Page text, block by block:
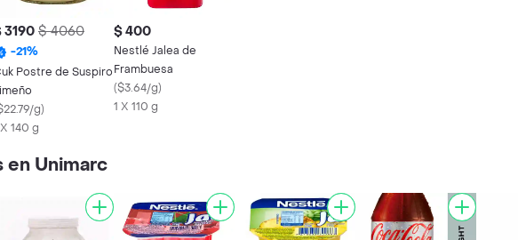
3190 $ 4060
-21%
Postre de Suspiro
g)
140 g
$ 400
Nestlé Jalea de
Frambuesa
($3.64/g)
1 X 110 g
Unimarc